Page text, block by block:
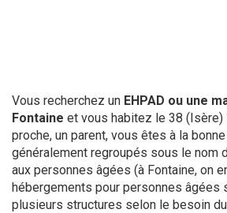
Vous recherchez un EHPAD ou une
Fontaine et vous habitez le 38 (Isère)
proche, un parent, vous êtes à la
généralement regroupés sous le nom
aux personnes âgées (à Fontaine, on
hébergements pour personnes âgées
plusieurs structures selon le besoin du